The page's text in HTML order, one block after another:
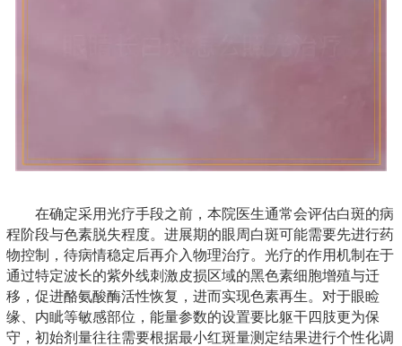
在确定采用光疗手段之前，本院医生通常会评估白斑的病
程阶段与色素脱失程度。进展期的眼周白斑可能需要先进行药
物控制，待病情稳定后再介入物理治疗。光疗的作用机制在于
通过特定波长的紫外线刺激皮损区域的黑色素细胞增殖与迁
移，促进酪氨酸酶活性恢复，进而实现色素再生。对于眼睑
缘、内眦等敏感部位，能量参数的设置要比躯干四肢更为保
守，初始剂量往往需要根据最小红斑量测定结果进行个性化调